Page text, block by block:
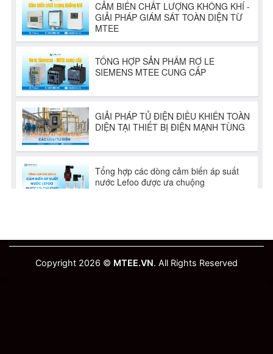
Copyright 2026 © MTEE.VN. All Rights Reserved